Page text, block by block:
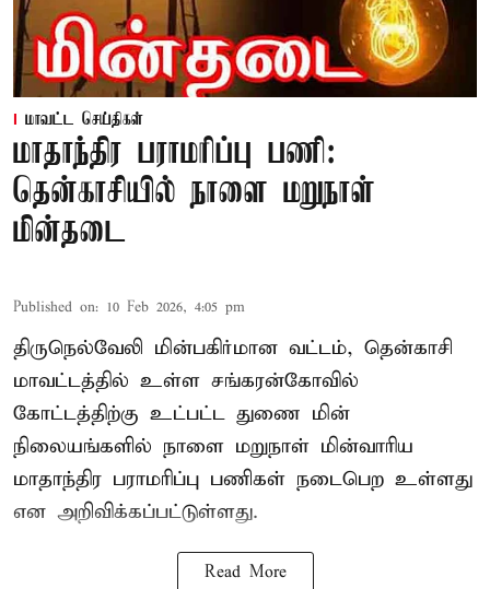
மாவட்ட செய்திகள்
மாதாந்திர பராமரிப்பு பணி:
தென்காசியில் நாளை மறுநாள்
மின்தடை
Published on: 10 Feb 2026, 4:05 pm
திருநெல்வேலி மின்பகிர்மான வட்டம், தென்காசி
மாவட்டத்தில் உள்ள சங்கரன்கோவில்
கோட்டத்திற்கு உட்பட்ட துணை மின்
நிலையங்களில் நாளை மறுநாள் மின்வாரிய
மாதாந்திர பராமரிப்பு பணிகள் நடைபெற உள்ளது
என அறிவிக்கப்பட்டுள்ளது.
Read More